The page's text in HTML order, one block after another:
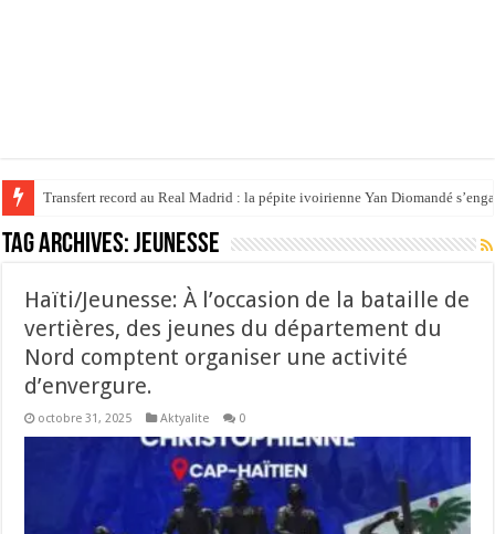
Transfert record au Real Madrid : la pépite ivoirienne Yan Diomandé
Tag Archives:jeunesse
Haïti/Jeunesse: À l’occasion de la bataille de
vertières, des jeunes du département du
Nord comptent organiser une activité
d’envergure.
octobre 31, 2025 Aktyalite 0